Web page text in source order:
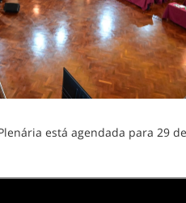
está agendada para 29